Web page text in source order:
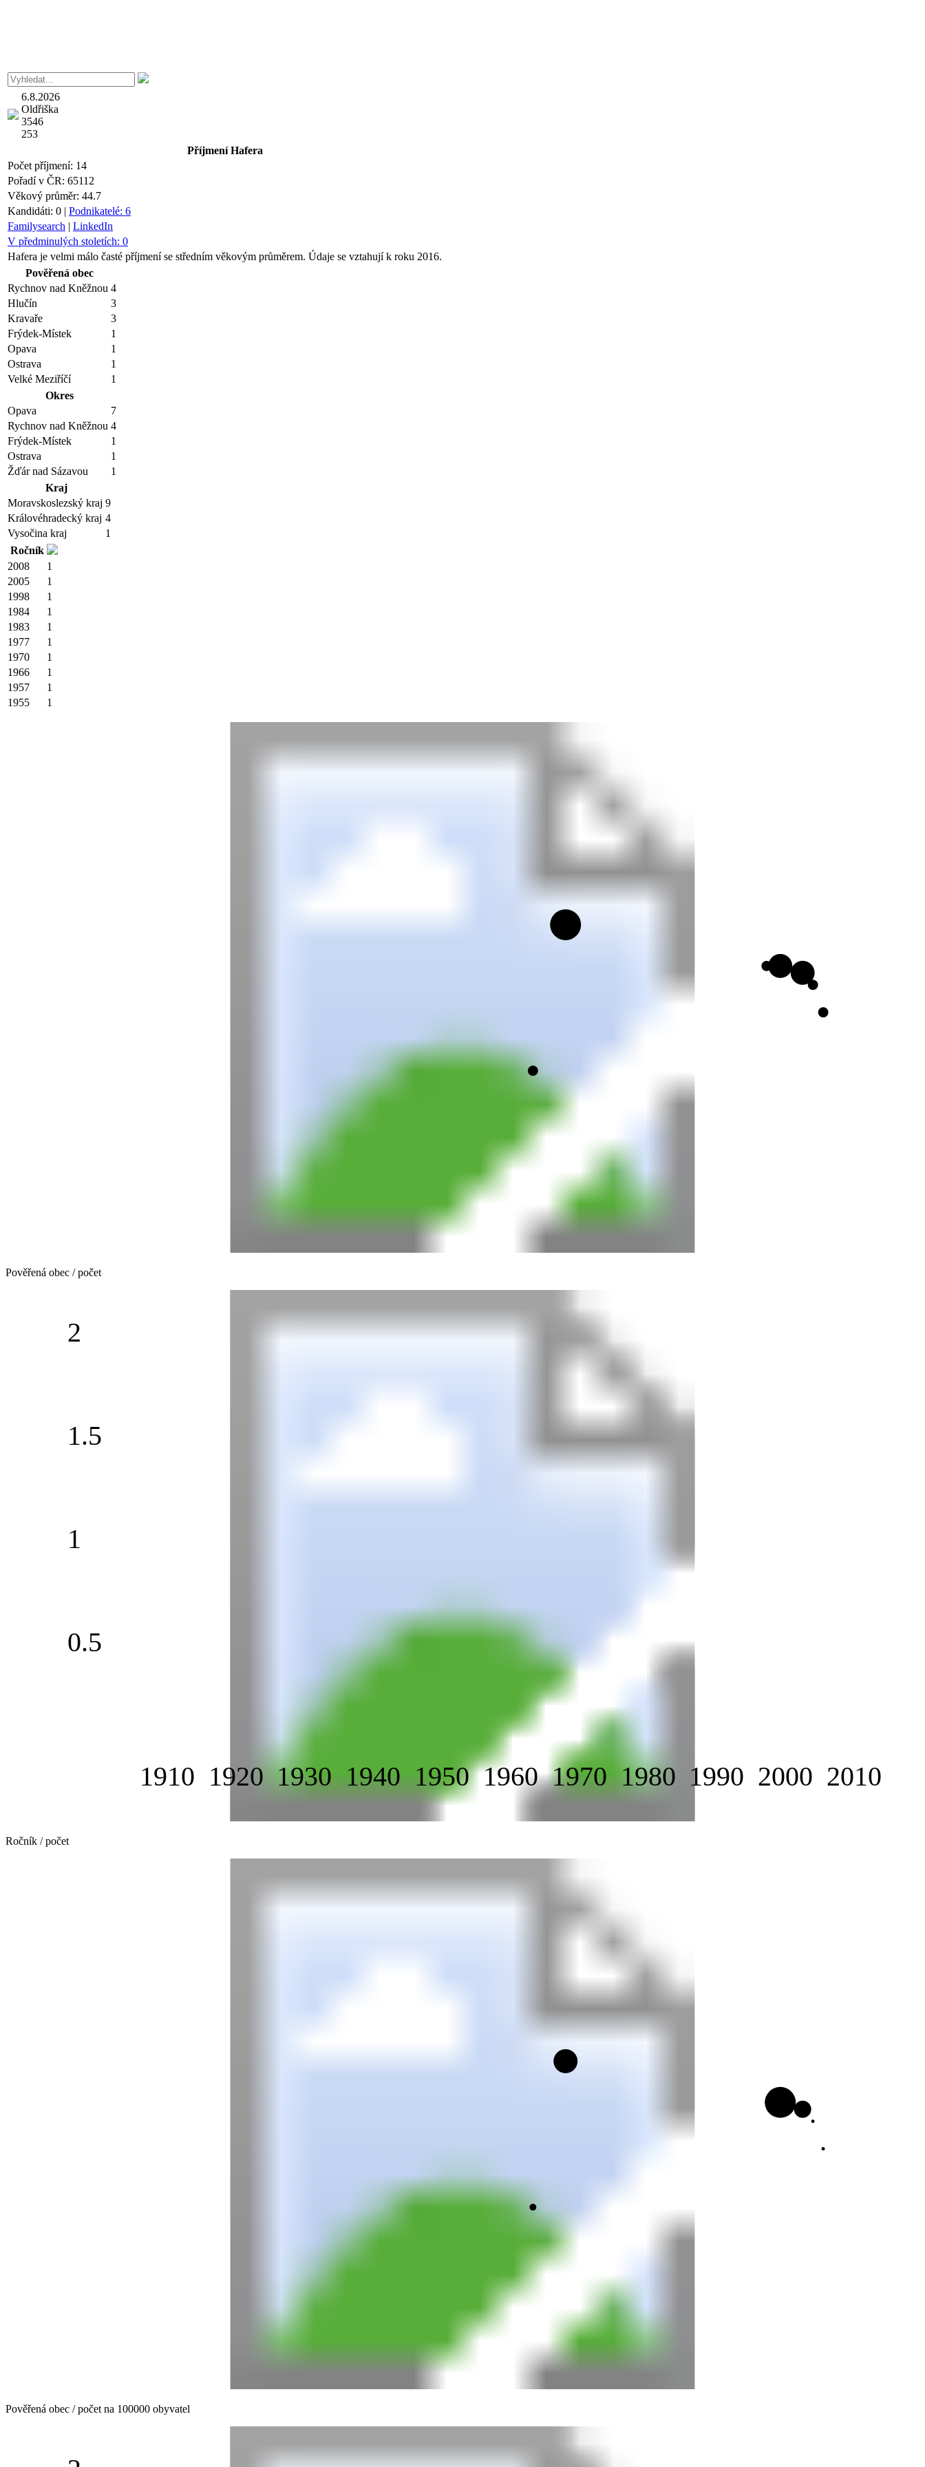
6.8.2026
Oldřiška
3546
253
PříjmeníHafera
Počet příjmení: 14
Pořadí v ČR: 65112
Věkový průměr: 44.7
Kandidáti: 0 | Podnikatelé: 6
Familysearch | LinkedIn
V předminulých stoletích: 0
Hafera je velmi málo časté příjmení se středním věkovým průměrem. Údaje se vztahují k roku 2016.
Pověřená obec
Rychnov nad Kněžnou 4
Hlučín
3
Kravaře
3
Frýdek-Místek
1
Opava
1
Ostrava
1
Velké Meziříčí
1
Okres
Opava
7
Rychnov nad Kněžnou 4
Frýdek-Místek
1
Ostrava
1
Žďár nad Sázavou
1
Kraj
Moravskoslezský kraj 9
Královéhradecký kraj 4
Vysočina kraj
1
Ročník
2008
1
2005
1
1998
1
1984
1
1983
1
1977
1
1970
1
1966
1
1957
1
1955
1
Pověřená obec / počet
1910 1920 1930 1940 1950 1960 1970 1980 1990 2000 2010
0.5
1
1.5
2
Ročník / počet
Pověřená obec / počet na 100000 obyvatel